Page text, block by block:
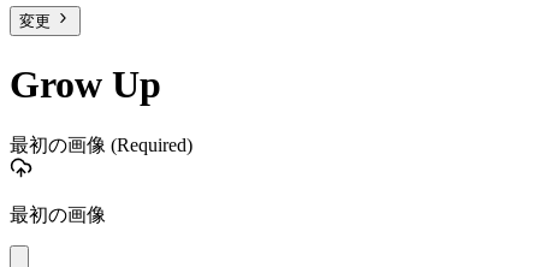
変更
Grow Up
最初の画像 (Required)
最初の画像